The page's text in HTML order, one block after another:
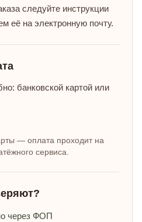
следуйте инструкции
её на электронную почту.
банковской картой или
— оплата проходит на
сервиса.
через ФОП